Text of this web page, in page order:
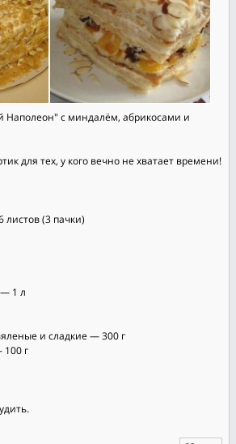
с миндалём, абрикосами и
для тех, у кого вечно не хватает времени!
листов (3 пачки)
1 л
и сладкие — 300 г
г